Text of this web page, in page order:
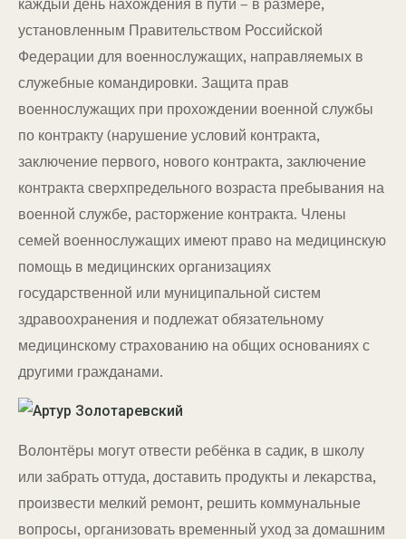
установленным Правительством Российской
Федерации для военнослужащих, направляемых в
служебные командировки. Защита прав
военнослужащих при прохождении военной службы
по контракту (нарушение условий контракта,
заключение первого, нового контракта, заключение
контракта сверхпредельного возраста пребывания на
военной службе, расторжение контракта. Члены
семей военнослужащих имеют право на медицинскую
помощь в медицинских организациях
государственной или муниципальной систем
здравоохранения и подлежат обязательному
медицинскому страхованию на общих основаниях с
другими гражданами.
Волонтёры могут отвести ребёнка в садик, в школу
или забрать оттуда, доставить продукты и лекарства,
произвести мелкий ремонт, решить коммунальные
вопросы, организовать временный уход за домашним